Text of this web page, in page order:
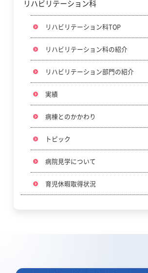
リハビリテーション科
リハビリテーション科TOP
リハビリテーション科の紹介
リハビリテーション部門の紹介
実績
病棟とのかかわり
トピック
病院見学について
育児休暇取得状況